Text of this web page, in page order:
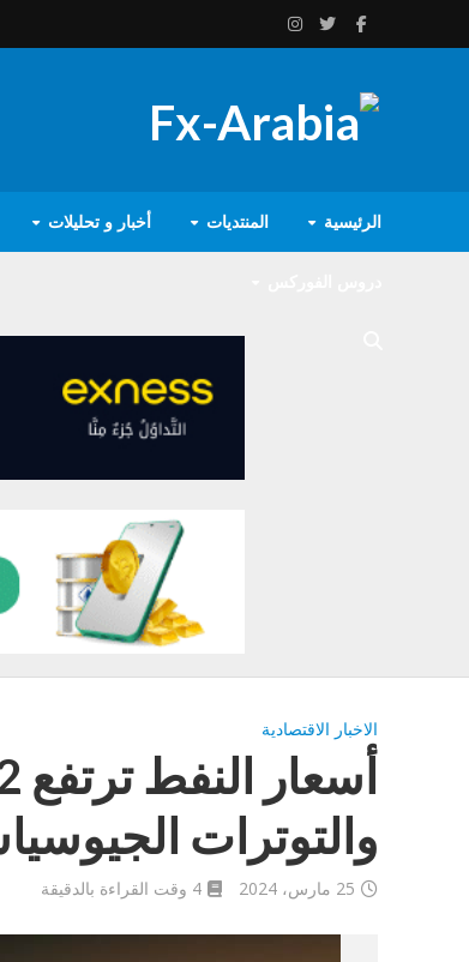
الرئيسية المنتديات أخبار و تحليلات
الاخبار الاقتصادية
والتوترات
25 مارس، 2024 4 وقت القراءة بالدقيقة